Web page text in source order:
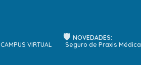
CAMPUS VIRTUAL
NOVEDADES:
Seguro de Praxis Médica